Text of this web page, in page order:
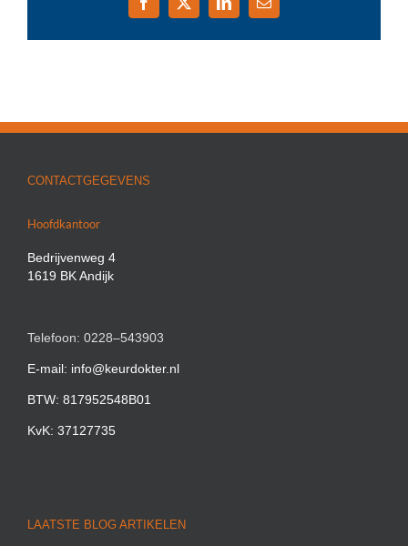
Facebook
X LinkedIn
E-
CONTACTGEGEVENS
Hoofdkantoor
Bedrijvenweg 4
1619 BK Andijk
Telefoon: 0228–543903
E-mail: info@keurdokter.nl
BTW: 817952548B01
KvK: 37127735
LAATSTE BLOG ARTIKELEN